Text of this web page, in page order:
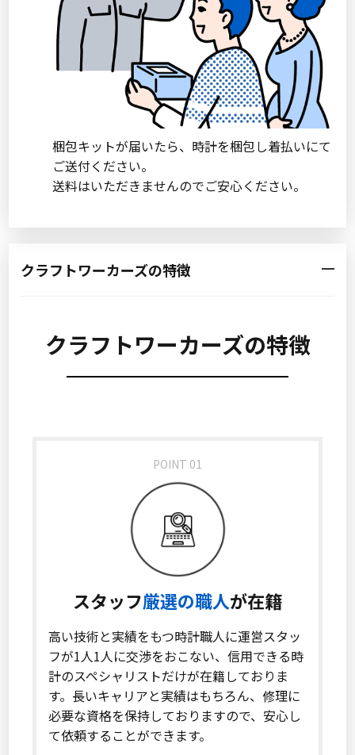
梱包キットが届いたら、時計を梱包し着払いにて
ご送付ください。
送料はいただきませんのでご安心ください。
クラフトワーカーズの特徴
クラフトワーカーズの特徴
POINT 01
スタッフ厳選の職人が在籍
高い技術と実績をもつ時計職人に運営スタッ
フが1人1人に交渉をおこない、信用できる時
計のスペシャリストだけが在籍しておりま
す。長いキャリアと実績はもちろん、修理に
必要な資格を保持しておりますので、安心し
て依頼することができます。